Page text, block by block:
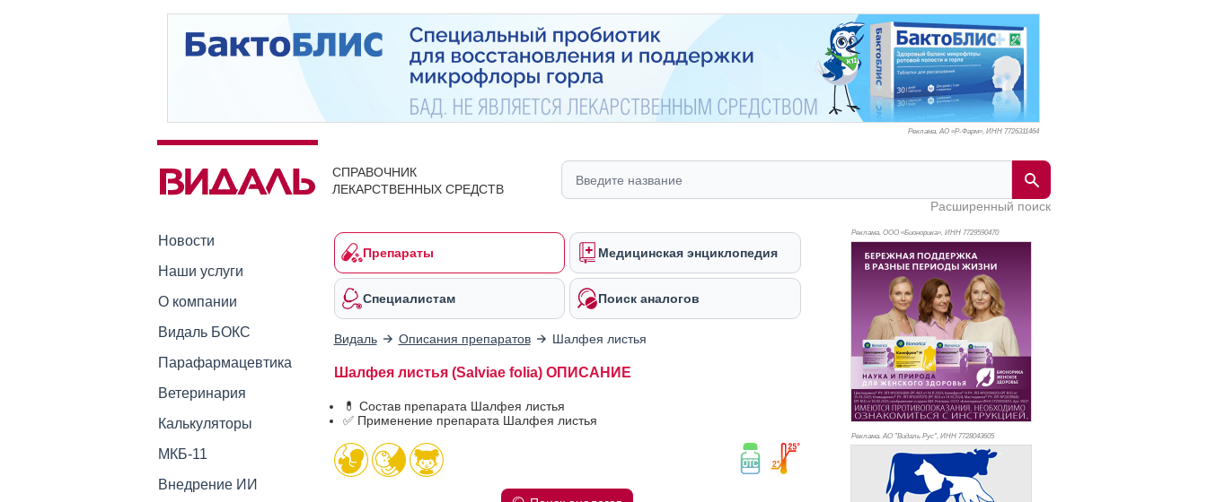
Реклама. АО «Р-Фарм», ИНН 7726311464
СПРАВОЧНИК
ЛЕКАРСТВЕННЫХ СРЕДСТВ
Расширенный поиск
Новости
Наши услуги
О компании
Видаль БОКС
Парафармацевтика
Ветеринария
Калькуляторы
МКБ-11
Внедрение ИИ
Препараты Медицинская энциклопедия
Специалистам Поиск аналогов
Видаль Описания препаратов Шалфея листья
Шалфея листья (Salviae folia) ОПИСАНИЕ
💊 Состав препарата Шалфея листья
✅ Применение препарата Шалфея листья
Реклама. ООО «Бионорика», ИНН 7729590470
Реклама. АО "Видаль Рус", ИНН 7728043605